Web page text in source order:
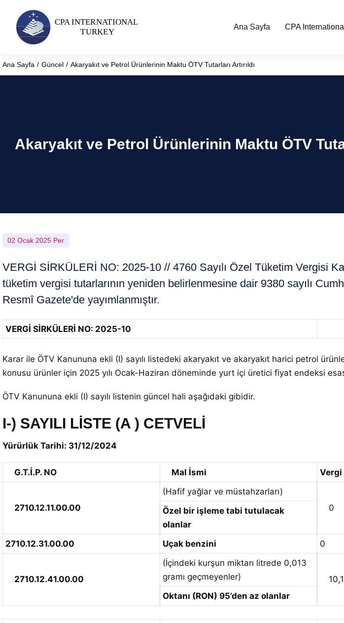
Ana Sayfa CPA
You are here:
Ana Sayfa Güncel Akaryakıt ve Petrol Ürünlerinin Maktu ÖTV Tutarları Artırıldı
Akaryakıt ve Petrol Ürünlerinin Maktu ÖTV
02 Ocak 2025 Per
VERGİ SİRKÜLERİ NO: 2025-10 // 4760 Sayılı Özel Tüketim Vergisi
tüketim vergisi tutarlarının yeniden belirlenmesine dair 9380 sayılı
Resmî Gazete'de yayımlanmıştır.
VERGİ SİRKÜLERİ NO: 2025-10
Karar ile ÖTV Kanununa ekli (I) sayılı listedeki akaryakıt ve akaryakıt harici petrol
konusu ürünler için 2025 yılı Ocak-Haziran döneminde yurt içi üretici fiyat endeksi esas
ÖTV Kanununa ekli (I) sayılı listenin güncel hali aşağıdaki gibidir.
I-) SAYILI LİSTE (A ) CETVELİ
Yürürlük Tarihi: 31/12/2024
G.T.İ.P. NO Mal İsmi Vergi
2710.12.11.00.00
(Hafif yağlar ve müstahzarları)
0
Özel bir işleme tabi tutulacak
olanlar
2710.12.31.00.00
Uçak benzini 0
2710.12.41.00.00
(İçindeki kurşun miktarı litrede 0,013
gramı geçmeyenler)
Oktanı (RON) 95’den az olanlar